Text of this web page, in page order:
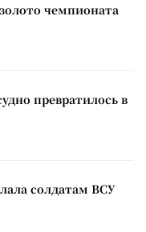
чемпионата
превратилось в
солдатам ВСУ